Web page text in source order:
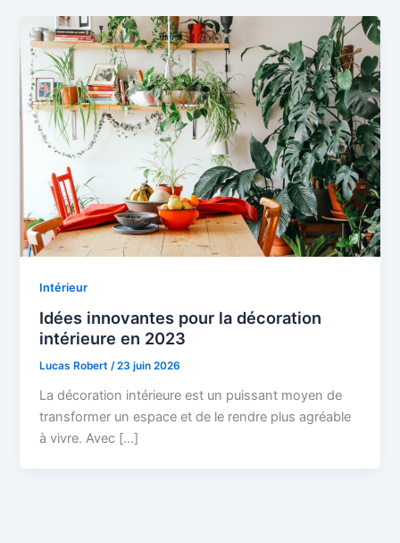
Intérieur
Idées innovantes pour la décoration
intérieure en 2023
Lucas Robert/23 juin 2026
La décoration intérieure est un puissant moyen de
transformer un espace et de le rendre plus agréable
à vivre. Avec […]